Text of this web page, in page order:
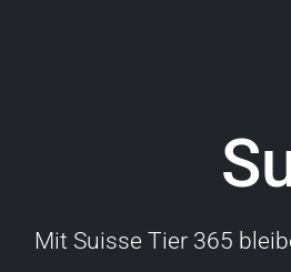
Mit Suisse Tier 365